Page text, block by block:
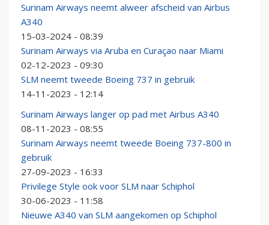
Surinam Airways neemt alweer afscheid van Airbus
A340
15-03-2024 - 08:39
Surinam Airways via Aruba en Curaçao naar Miami
02-12-2023 - 09:30
SLM neemt tweede Boeing 737 in gebruik
14-11-2023 - 12:14
Surinam Airways langer op pad met Airbus A340
08-11-2023 - 08:55
Surinam Airways neemt tweede Boeing 737-800 in
gebruik
27-09-2023 - 16:33
Privilege Style ook voor SLM naar Schiphol
30-06-2023 - 11:58
Nieuwe A340 van SLM aangekomen op Schiphol